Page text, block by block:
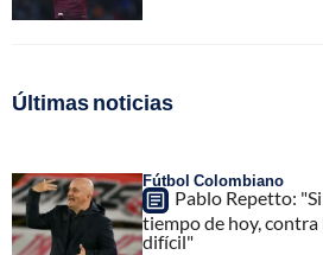
Últimas noticias
Fútbol Colombiano
Pablo Repetto:
tiempo de hoy, contra
difícil"